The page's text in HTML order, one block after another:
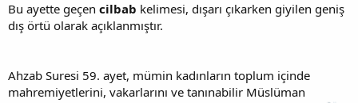
Bu ayette geçen cilbab kelimesi, dışarı çıkarken giyilen geniş
dış örtü olarak açıklanmıştır.
Ahzab Suresi 59. ayet, mümin kadınların toplum içinde
mahremiyetlerini, vakarlarını ve tanınabilir Müslüman